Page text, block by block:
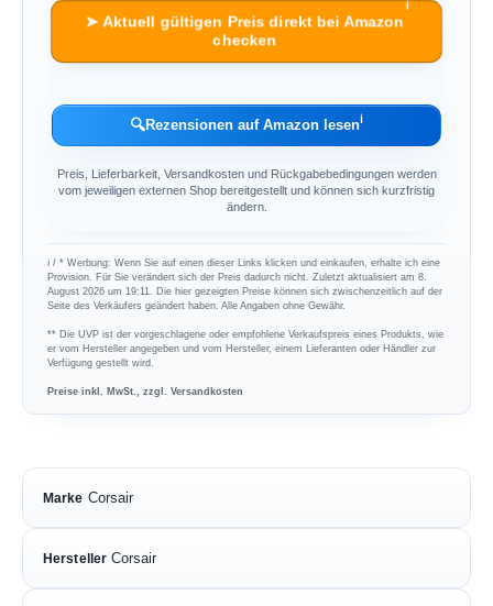
➤ Aktuell gültigen Preis direkt bei Amazon
checken
ℹ︎
🔍Rezensionen auf Amazon lesenℹ︎
Preis, Lieferbarkeit, Versandkosten und Rückgabebedingungen werden
vom jeweiligen externen Shop bereitgestellt und können sich kurzfristig
ändern.
ℹ︎ / * Werbung: Wenn Sie auf einen dieser Links klicken und einkaufen, erhalte ich eine
Provision. Für Sie verändert sich der Preis dadurch nicht. Zuletzt aktualisiert am 8.
August 2026 um 19:11. Die hier gezeigten Preise können sich zwischenzeitlich auf der
Seite des Verkäufers geändert haben. Alle Angaben ohne Gewähr.
** Die UVP ist der vorgeschlagene oder empfohlene Verkaufspreis eines Produkts, wie
er vom Hersteller angegeben und vom Hersteller, einem Lieferanten oder Händler zur
Verfügung gestellt wird.
Preise inkl. MwSt., zzgl. Versandkosten
Marke Corsair
Hersteller Corsair